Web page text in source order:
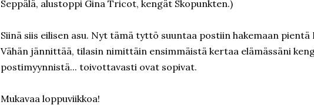
Seppälä, alustoppi Gina Tricot, kengät Skopunkten.)
Siinä siis eilisen asu. Nyt tämä tyttö suuntaa postiin hakemaan pientä
Vähän jännittää, tilasin nimittäin ensimmäistä kertaa elämässäni
postimyynnistä... toivottavasti ovat sopivat.
Mukavaa loppuviikkoa!